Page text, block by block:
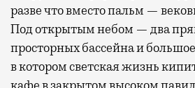
разве что вместо пальм —
Под открытым небом — два
просторных бассейна и
в котором светская жизнь